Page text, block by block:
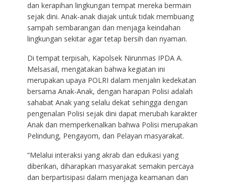
dan kerapihan lingkungan tempat mereka bermain
sejak dini. Anak-anak diajak untuk tidak membuang
sampah sembarangan dan menjaga keindahan
lingkungan sekitar agar tetap bersih dan nyaman.
Di tempat terpisah, Kapolsek Nirunmas IPDA A.
Melsasail, mengatakan bahwa kegiatan ini
merupakan upaya POLRI dalam menjalin kedekatan
bersama Anak-Anak, dengan harapan Polisi adalah
sahabat Anak yang selalu dekat sehingga dengan
pengenalan Polisi sejak dini dapat merubah karakter
Anak dan memperkenalkan bahwa Polisi merupakan
Pelindung, Pengayom, dan Pelayan masyarakat.
“Melalui interaksi yang akrab dan edukasi yang
diberikan, diharapkan masyarakat semakin percaya
dan berpartisipasi dalam menjaga keamanan dan